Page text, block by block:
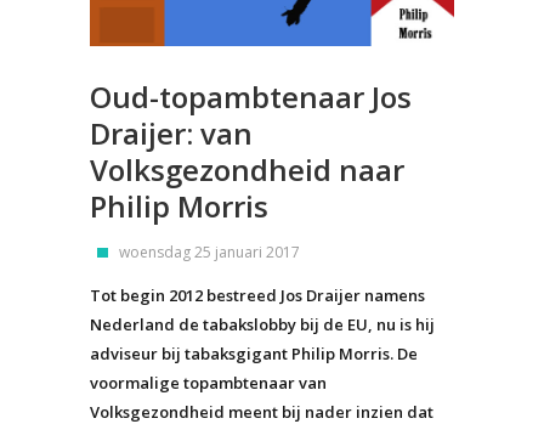
Oud-topambtenaar Jos
Draijer: van
Volksgezondheid naar
Philip Morris
woensdag 25 januari 2017
Tot begin 2012 bestreed Jos Draijer namens
Nederland de tabakslobby bij de EU, nu is hij
adviseur bij tabaksgigant Philip Morris. De
voormalige topambtenaar van
Volksgezondheid meent bij nader inzien dat